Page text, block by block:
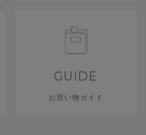
GUIDE
お買い物ガイド